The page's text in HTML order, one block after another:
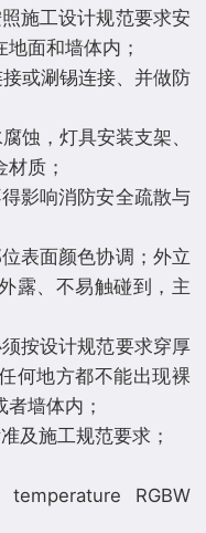
施工设计规范要求安
面和墙体内；
或涮锡连接、并做防
蚀，灯具安装支架、
质；
影响消防安全疏散与
表面颜色协调；外立
露、不易触碰到，主
按设计规范要求穿厚
何地方都不能出现裸
墙体内；
及施工规范要求；
RGBW